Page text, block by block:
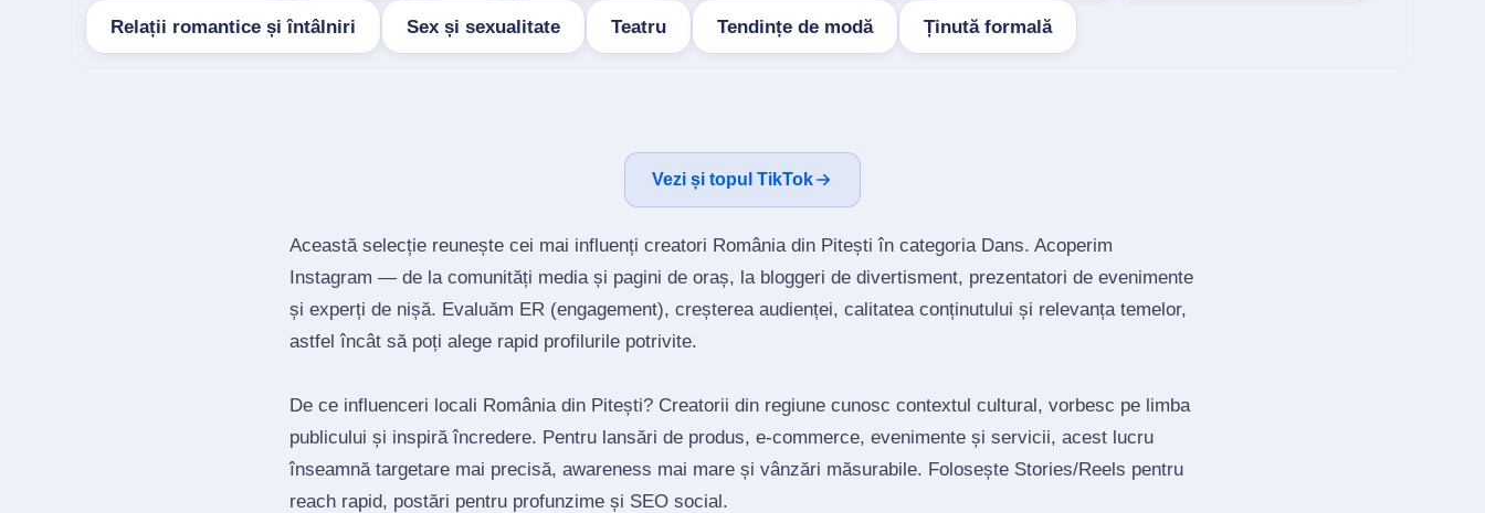
Relații romantice și întâlniri Sex și sexualitate Teatru Tendințe de modă Ținută formală
Vezi și topul TikTok
Această selecție reunește cei mai influenți creatori România din Pitești în categoria Dans. Acoperim
Instagram — de la comunități media și pagini de oraș, la bloggeri de divertisment, prezentatori de evenimente
și experți de nișă. Evaluăm ER (engagement), creșterea audienței, calitatea conținutului și relevanța temelor,
astfel încât să poți alege rapid profilurile potrivite.
De ce influenceri locali România din Pitești? Creatorii din regiune cunosc contextul cultural, vorbesc pe limba
publicului și inspiră încredere. Pentru lansări de produs, e‑commerce, evenimente și servicii, acest lucru
înseamnă targetare mai precisă, awareness mai mare și vânzări măsurabile. Folosește Stories/Reels pentru
reach rapid, postări pentru profunzime și SEO social.